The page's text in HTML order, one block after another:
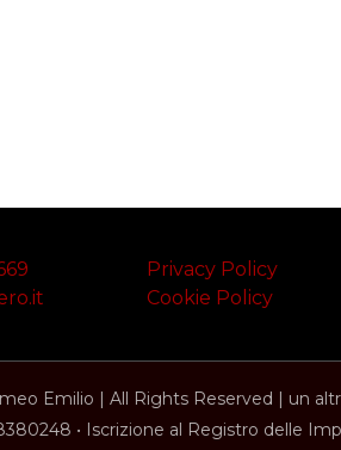
Privacy Policy
Cookie Policy
Emilio | All Rights Reserved | un
• Iscrizione al Registro delle